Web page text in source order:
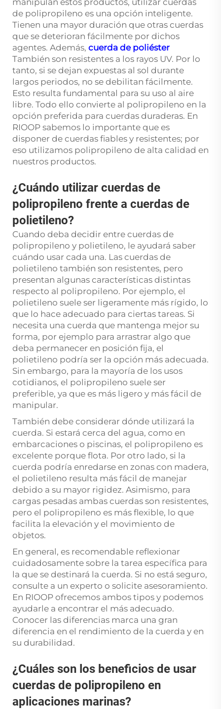
de polipropileno es una opción inteligente.
Tienen una mayor duración que otras cuerdas
que se deterioran fácilmente por dichos
agentes. Además, cuerda de poliéster
También son resistentes a los rayos UV. Por lo
tanto, si se dejan expuestas al sol durante
largos periodos, no se debilitan fácilmente.
Esto resulta fundamental para su uso al aire
libre. Todo ello convierte al polipropileno en la
opción preferida para cuerdas duraderas. En
RIOOP sabemos lo importante que es
disponer de cuerdas fiables y resistentes; por
eso utilizamos polipropileno de alta calidad en
nuestros productos.
¿Cuándo utilizar cuerdas de
polipropileno frente a cuerdas de
polietileno?
Cuando deba decidir entre cuerdas de
polipropileno y polietileno, le ayudará saber
cuándo usar cada una. Las cuerdas de
polietileno también son resistentes, pero
presentan algunas características distintas
respecto al polipropileno. Por ejemplo, el
polietileno suele ser ligeramente más rígido, lo
que lo hace adecuado para ciertas tareas. Si
necesita una cuerda que mantenga mejor su
forma, por ejemplo para arrastrar algo que
deba permanecer en posición fija, el
polietileno podría ser la opción más adecuada.
Sin embargo, para la mayoría de los usos
cotidianos, el polipropileno suele ser
preferible, ya que es más ligero y más fácil de
manipular.
También debe considerar dónde utilizará la
cuerda. Si estará cerca del agua, como en
embarcaciones o piscinas, el polipropileno es
excelente porque flota. Por otro lado, si la
cuerda podría enredarse en zonas con madera,
el polietileno resulta más fácil de manejar
debido a su mayor rigidez. Asimismo, para
cargas pesadas ambas cuerdas son resistentes,
pero el polipropileno es más flexible, lo que
facilita la elevación y el movimiento de
objetos.
En general, es recomendable reflexionar
cuidadosamente sobre la tarea específica para
la que se destinará la cuerda. Si no está seguro,
consulte a un experto o solicite asesoramiento.
En RIOOP ofrecemos ambos tipos y podemos
ayudarle a encontrar el más adecuado.
Conocer las diferencias marca una gran
diferencia en el rendimiento de la cuerda y en
su durabilidad.
¿Cuáles son los beneficios de usar
cuerdas de polipropileno en
aplicaciones marinas?